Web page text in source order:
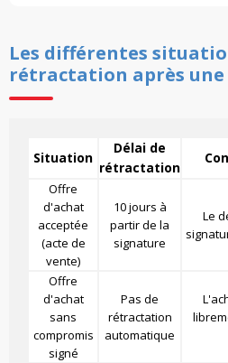
Les différentes
rétractation après
Situation
Délai de
rétractation
Offre
d'achat
acceptée
(acte de
vente)
10 jours à
partir de la
signature
Le
Offre
d'achat
sans
compromis
signé
Pas de
rétractation
automatique